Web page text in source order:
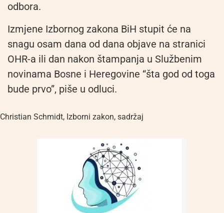
odbora.
Izmjene Izbornog zakona BiH stupit će na
snagu osam dana od dana objave na stranici
OHR-a ili dan nakon štampanja u Službenim
novinama Bosne i Heregovine “šta god od toga
bude prvo”, piše u odluci.
Christian Schmidt, Izborni zakon, sadržaj